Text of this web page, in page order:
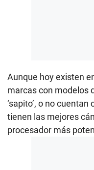
Aunque hoy existen
marcas con modelos
‘sapito’, o no
tienen las mejores
procesador más